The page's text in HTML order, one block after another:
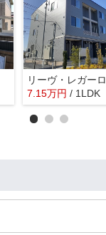
リーヴ・レガーロ
7.15万円 / 1LDK